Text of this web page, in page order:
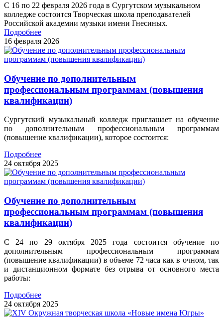
С 16 по 22 февраля 2026 года в Сургутском музыкальном
колледже состоится Творческая школа преподавателей
Российской академии музыки имени Гнесиных.
Подробнее
16 февраля 2026
Обучение по дополнительным
профессиональным программам (повышения
квалификации)
Сургутский музыкальный колледж приглашает на обучение
по дополнительным профессиональным программам
(повышение квалификации), которое состоится:
Подробнее
24 октября 2025
Обучение по дополнительным
профессиональным программам (повышения
квалификации)
С 24 по 29 октября 2025 года состоится обучение по
дополнительным профессиональным программам
(повышение квалификации) в объеме 72 часа как в очном, так
и дистанционном формате без отрыва от основного места
работы:
Подробнее
24 октября 2025